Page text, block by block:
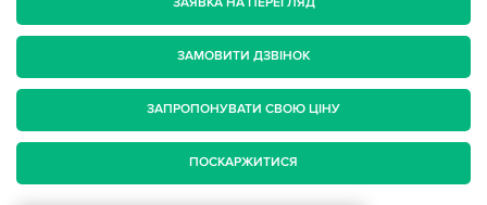
ЗАМОВИТИ ДЗВІНОК
ЗАПРОПОНУВАТИ СВОЮ ЦІНУ
ПОСКАРЖИТИСЯ